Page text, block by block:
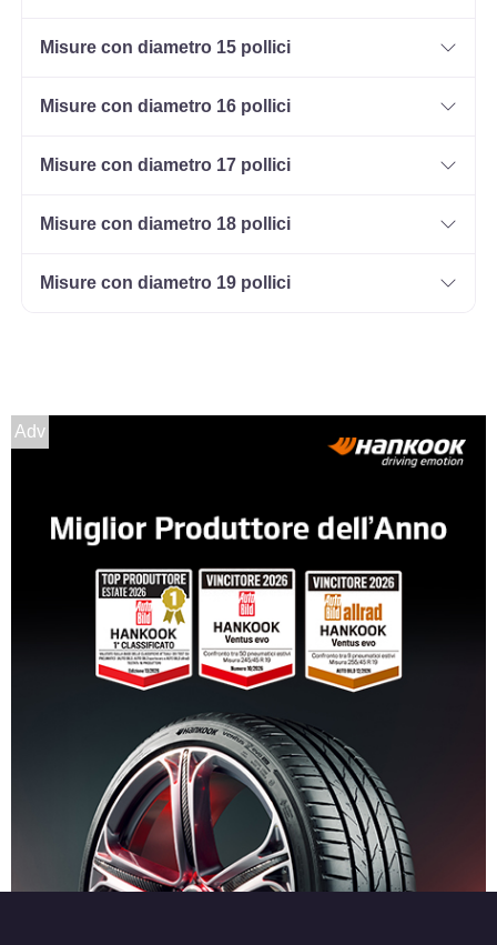
Misure con diametro 15 pollici
Misure con diametro 16 pollici
Misure con diametro 17 pollici
Misure con diametro 18 pollici
Misure con diametro 19 pollici
Adv